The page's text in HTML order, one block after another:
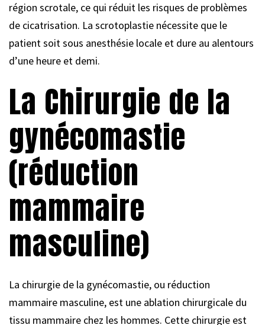
région scrotale, ce qui réduit les risques de problèmes
de cicatrisation. La scrotoplastie nécessite que le
patient soit sous anesthésie locale et dure au alentours
d’une heure et demi.
La Chirurgie de la
gynécomastie
(réduction
mammaire
masculine)
La chirurgie de la gynécomastie, ou réduction
mammaire masculine, est une ablation chirurgicale du
tissu mammaire chez les hommes. Cette chirurgie est